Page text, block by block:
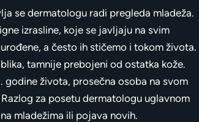
se dermatologu radi pregleda mladeža.
izrasline, koje se javljaju na svim
a često ih stičemo i tokom života.
tamnije prebojeni od ostatka kože.
godine života, prosečna osoba na svom
za posetu dermatologu uglavnom
mladežima ili pojava novih.